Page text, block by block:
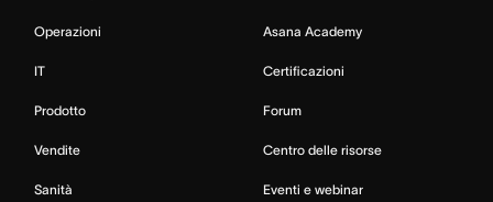
Operazioni
IT
Prodotto
Vendite
Sanità
Asana Academy
Certificazioni
Forum
Centro delle risorse
Eventi e webinar